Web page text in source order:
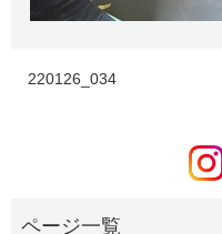
220126_034